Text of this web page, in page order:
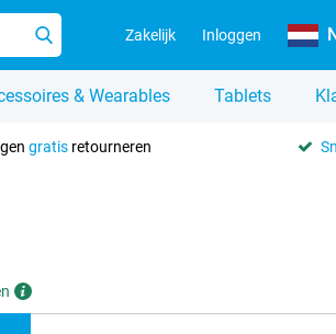
Zakelijk Inloggen
& Wearables Tablets
gratisretourneren